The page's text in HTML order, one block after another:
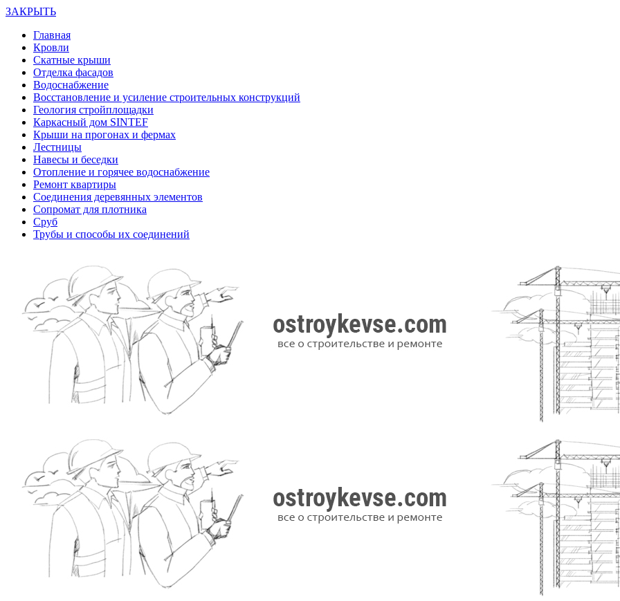
ЗАКРЫТЬ
Главная
Кровли
Скатные крыши
Отделка фасадов
Водоснабжение
Восстановление и усиление строительных конструкций
Геология стройплощадки
Каркасный дом SINTEF
Крыши на прогонах и фермах
Лестницы
Навесы и беседки
Отопление и горячее водоснабжение
Ремонт квартиры
Соединения деревянных элементов
Сопромат для плотника
Сруб
Трубы и способы их соединений